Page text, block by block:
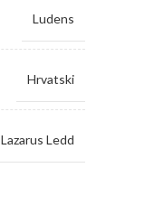
Ludens
Hrvatski
Lazarus Ledd